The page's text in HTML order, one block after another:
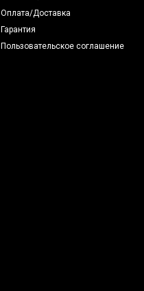
Оплата/Доставка
Гарантия
Пользовательское соглашение